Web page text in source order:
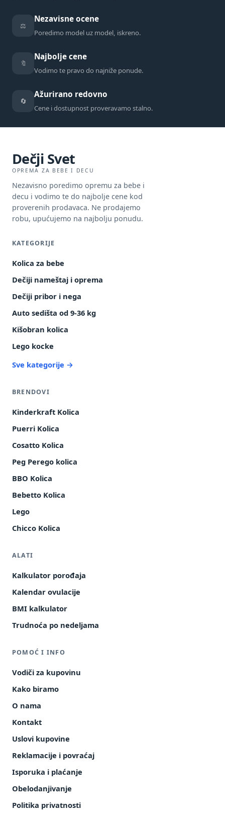
⚖️
Nezavisne ocene
Poredimo model uz model, iskreno.
🔖
Najbolje cene
Vodimo te pravo do najniže ponude.
🔄
Ažurirano redovno
Cene i dostupnost proveravamo stalno.
Dečji Svet
OPREMA ZA BEBE I DECU
Nezavisno poredimo opremu za bebe i
decu i vodimo te do najbolje cene kod
proverenih prodavaca. Ne prodajemo
robu, upućujemo na najbolju ponudu.
KATEGORIJE
Kolica za bebe
Dečiji nameštaj i oprema
Dečiji pribor i nega
Auto sedišta od 9-36 kg
Kišobran kolica
Lego kocke
Sve kategorije →
BRENDOVI
Kinderkraft Kolica
Puerri Kolica
Cosatto Kolica
Peg Perego kolica
BBO Kolica
Bebetto Kolica
Lego
Chicco Kolica
ALATI
Kalkulator porođaja
Kalendar ovulacije
BMI kalkulator
Trudnoća po nedeljama
POMOĆ I INFO
Vodiči za kupovinu
Kako biramo
O nama
Kontakt
Uslovi kupovine
Reklamacije i povraćaj
Isporuka i plaćanje
Obelodanjivanje
Politika privatnosti